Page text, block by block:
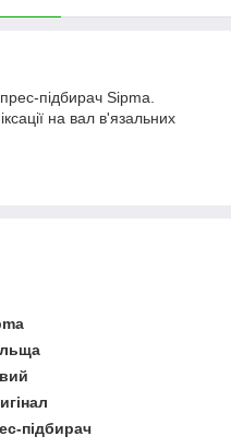
підбирач Sipma.
на вал в'язальних
підбирач